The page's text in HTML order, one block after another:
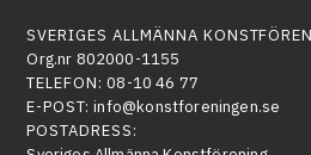
SVERIGES ALLMÄNNA
Org.nr 802000-1155
TELEFON: 08-10 46 77
E-POST: info@konstforeningen.se
POSTADRESS: